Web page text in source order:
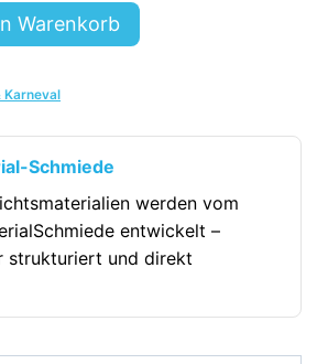
Warenkorb
Karneval
Schmiede
werden vom
entwickelt –
strukturiert und direkt